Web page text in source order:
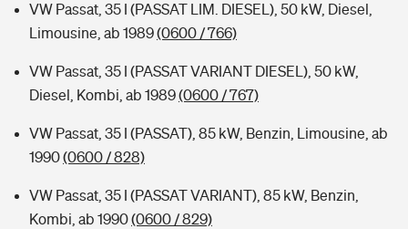
VW Passat, 35 I (PASSAT LIM. DIESEL), 50 kW, Diesel,
Limousine, ab 1989(0600 / 766)
VW Passat, 35 I (PASSAT VARIANT DIESEL), 50 kW,
Diesel, Kombi, ab 1989(0600 / 767)
VW Passat, 35 I (PASSAT), 85 kW, Benzin, Limousine, ab
1990(0600 / 828)
VW Passat, 35 I (PASSAT VARIANT), 85 kW, Benzin,
Kombi, ab 1990(0600 / 829)